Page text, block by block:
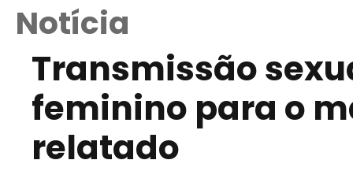
Notícia
Transmissão
feminino para o
relatado